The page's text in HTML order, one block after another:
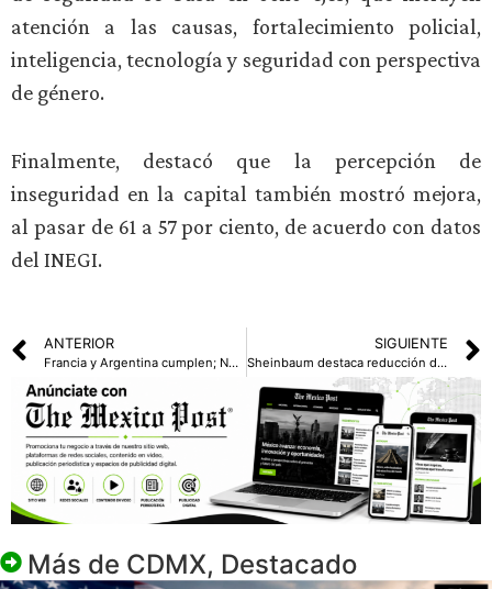
atención a las causas, fortalecimiento policial,
inteligencia, tecnología y seguridad con perspectiva
de género.
Finalmente, destacó que la percepción de
inseguridad en la capital también mostró mejora,
al pasar de 61 a 57 por ciento, de acuerdo con datos
del INEGI.
ANTERIOR
Francia y Argentina cumplen; Noruega y Austria arrancan con victoria en el Mundial 2026
SIGUIENTE
Sheinbaum destaca reducción de 46% en homicidios dolosos durante su administración
Más de CDMX, Destacado